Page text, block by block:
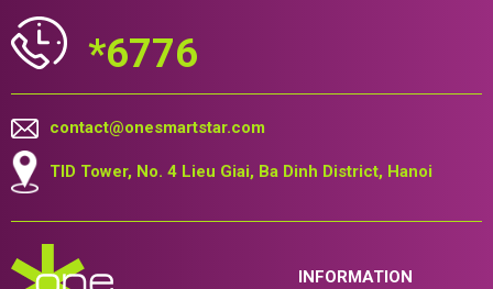
*6776
contact@onesmartstar.com
TID Tower, No. 4 Lieu Giai, Ba Dinh District, Hanoi
INFORMATION